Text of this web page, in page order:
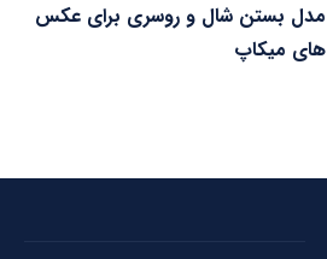
مدل بستن شال و روسری برای عکس
های میکاپ